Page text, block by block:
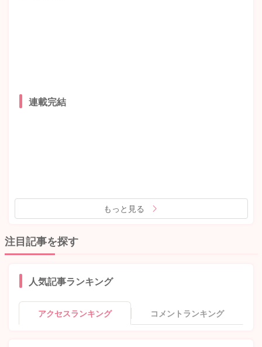
連載完結
もっと見る
注目記事を探す
人気記事ランキング
アクセスランキング コメントランキング